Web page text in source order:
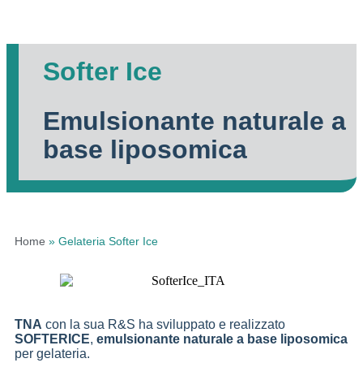
Softer Ice
Emulsionante naturale a
base liposomica
Home » Gelateria Softer Ice
TNA con la sua R&S ha sviluppato e realizzato
SOFTERICE, emulsionante naturale a base liposomica
per gelateria.